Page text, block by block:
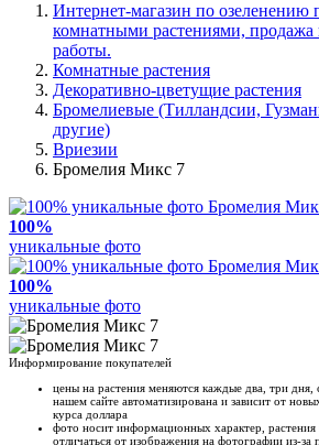
Интернет-магазин по озеленению
комнатными растениями, продажа
работы.
Комнатные растения
Декоративно-цветущие растения
Бромелиевые (Тилландсии,
другие)
Вриезии
Бромелия Микс 7
100%
уникальные фото
100%
уникальные фото
Информирование покупателей
цены на растения меняются каждые два, три дня,
нашем сайте автоматизирована и зависит от
курса доллара
фото носит информационных характер, растения
отличаться от изображения на фотографии из-за